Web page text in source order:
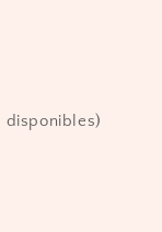
disponibles)